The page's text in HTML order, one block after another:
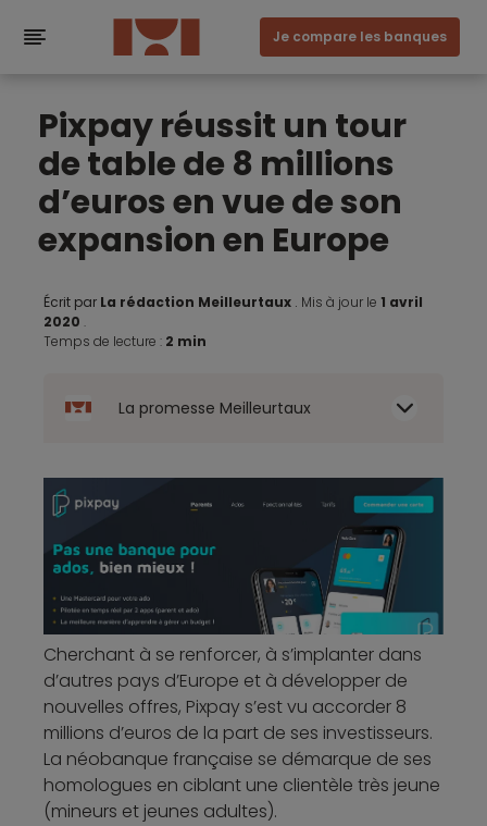
Je compare les banques
Pixpay réussit un tour
de table de 8 millions
d’euros en vue de son
expansion en Europe
Écrit par La rédaction Meilleurtaux . Mis à jour le 1 avril
2020 .
Temps de lecture : 2 min
La promesse Meilleurtaux
Cherchant à se renforcer, à s’implanter dans
d’autres pays d’Europe et à développer de
nouvelles offres, Pixpay s’est vu accorder 8
millions d’euros de la part de ses investisseurs.
La néobanque française se démarque de ses
homologues en ciblant une clientèle très jeune
(mineurs et jeunes adultes).